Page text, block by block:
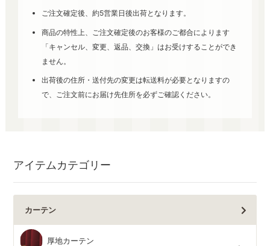
ご注文確定後、約5営業日後出荷となります。
商品の特性上、ご注文確定後のお客様のご都合によります
「キャンセル、変更、返品、交換」はお受けすることができ
ません。
出荷後の住所・送付先の変更は転送料が必要となりますの
で、ご注文前にお届け先住所を必ずご確認ください。
アイテムカテゴリー
カーテン
厚地カーテン